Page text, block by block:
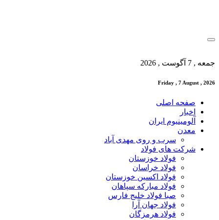
جمعه , 7 آگوست , 2026
Friday , 7 August , 2026
صفحه اصلی
اخبار
آلومینیوم ایران
معدن
سرب و روی مهدی آباد
شرکت های فولاد
فولاد خوزستان
فولاد خراسان
فولاد اکسین خوزستان
فولاد مبارکه سپاهان
صبا فولاد خلیج فارس
فولاد جهان آرا
فولاد هرمزگان